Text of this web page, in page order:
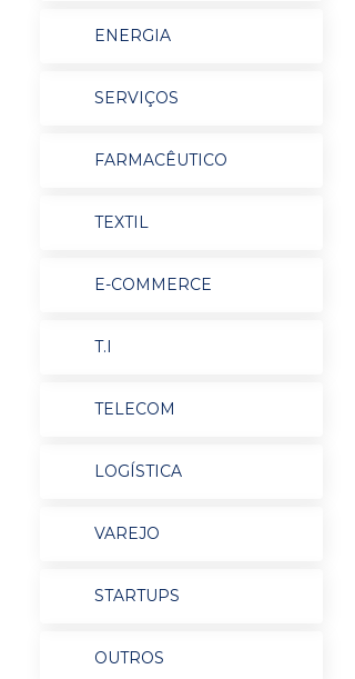
ENERGIA
SERVIÇOS
FARMACÊUTICO
TEXTIL
E-COMMERCE
T.I
TELECOM
LOGÍSTICA
VAREJO
STARTUPS
OUTROS